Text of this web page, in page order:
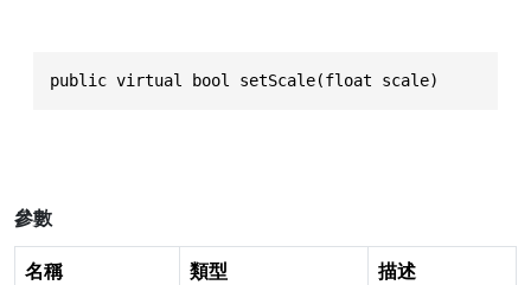
public virtual bool setScale(float scale)
參數
名稱 類型
描述